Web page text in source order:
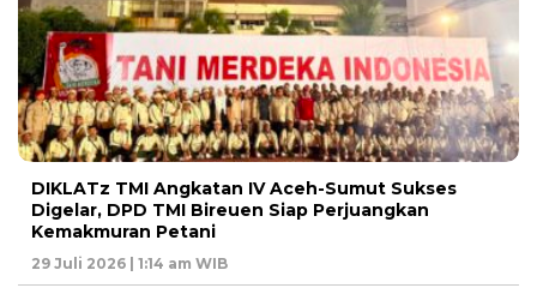
DIKLATz TMI Angkatan IV Aceh-Sumut Sukses
Digelar, DPD TMI Bireuen Siap Perjuangkan
Kemakmuran Petani
29 Juli 2026 | 1:14 am WIB